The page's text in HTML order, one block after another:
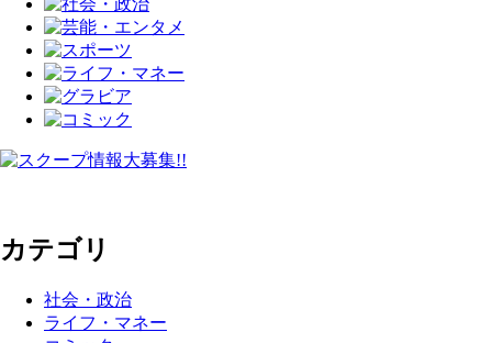
カテゴリ
社会・政治
ライフ・マネー